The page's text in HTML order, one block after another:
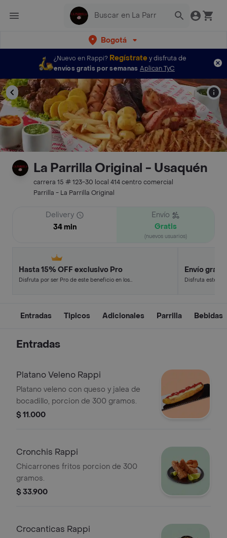
Bogotá
¿Nuevo en Rappi? Regístratey disfruta de
envíos gratis por semanas Aplican TyC
La Parrilla Original - Usaquén
carrera 15 # 123-30 local 414 centro comercial
Parrilla - La Parrilla Original
Delivery
34 min
Envío
Gratis
(nuevos usuarios)
Hasta 15% OFF exclusivo Pro
Disfruta por ser Pro de este beneficio en los
Envío
Disfruta este
Entradas Tipicos Adicionales Parrilla Bebidas
Entradas
Platano Veleno Rappi
Platano veleno con queso y jalea de
bocadillo, porcion de 300 gramos.
$ 11.000
Cronchis Rappi
Chicarrones fritos porcion de 300
gramos.
$ 33.900
Crocanticas Rappi